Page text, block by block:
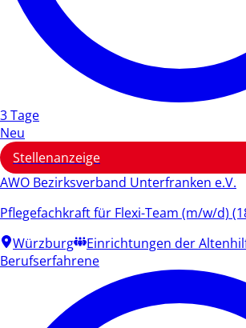
3 Tage
Neu
Stellenanzeige
AWO Bezirksverband Unterfranken e.V.
Pflegefachkraft für Flexi-Team (m/w/d)
Würzburg
Einrichtungen der
Berufserfahrene